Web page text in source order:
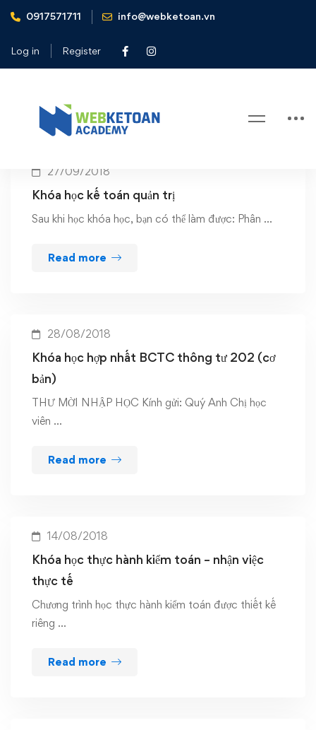
0917571711 info@webketoan.vn
Log in Register
Home Hoi thao va dao tao
Tag: Hoi thao va dao tao
27/09/2018
Khóa học kế toán quản trị
Sau khi học khóa học, bạn có thể làm được: Phân …
Read more
28/08/2018
Khóa học hợp nhất BCTC thông tư 202 (cơ
bản)
THƯ MỜI NHẬP HỌC Kính gửi: Quý Anh Chị học
viên …
Read more
14/08/2018
Khóa học thực hành kiểm toán – nhận việc
thực tế
Chương trình học thực hành kiểm toán được thiết kế
riêng …
Read more